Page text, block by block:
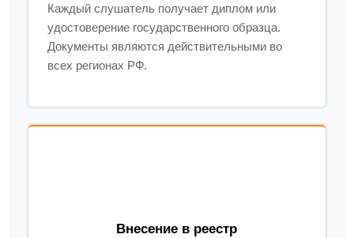
Каждый слушатель получает диплом или
удостоверение государственного образца.
Документы являются действительными во
всех регионах РФ.
Внесение в реестр